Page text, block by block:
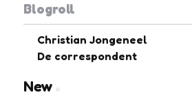
Blogroll
Christian Jongeneel
De correspondent
New